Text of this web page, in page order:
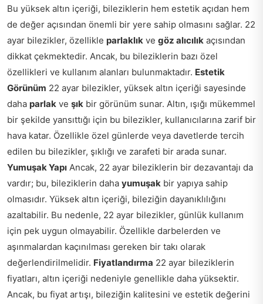
Bu yüksek altın içeriği, bileziklerin hem estetik açıdan hem
de değer açısından önemli bir yere sahip olmasını sağlar. 22
ayar bilezikler, özellikle parlaklık ve göz alıcılık açısından
dikkat çekmektedir. Ancak, bu bileziklerin bazı özel
özellikleri ve kullanım alanları bulunmaktadır. Estetik
Görünüm 22 ayar bilezikler, yüksek altın içeriği sayesinde
daha parlak ve şık bir görünüm sunar. Altın, ışığı mükemmel
bir şekilde yansıttığı için bu bilezikler, kullanıcılarına zarif bir
hava katar. Özellikle özel günlerde veya davetlerde tercih
edilen bu bilezikler, şıklığı ve zarafeti bir arada sunar.
Yumuşak Yapı Ancak, 22 ayar bileziklerin bir dezavantajı da
vardır; bu, bileziklerin daha yumuşak bir yapıya sahip
olmasıdır. Yüksek altın içeriği, bileziğin dayanıklılığını
azaltabilir. Bu nedenle, 22 ayar bilezikler, günlük kullanım
için pek uygun olmayabilir. Özellikle darbelerden ve
aşınmalardan kaçınılması gereken bir takı olarak
değerlendirilmelidir. Fiyatlandırma 22 ayar bileziklerin
fiyatları, altın içeriği nedeniyle genellikle daha yüksektir.
Ancak, bu fiyat artışı, bileziğin kalitesini ve estetik değerini